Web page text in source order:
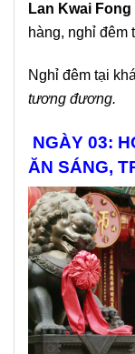
Lan Kwai
hàng, nghỉ đêm
Nghỉ đêm tại
tương đương.
NGÀY 03:
ĂN SÁNG,